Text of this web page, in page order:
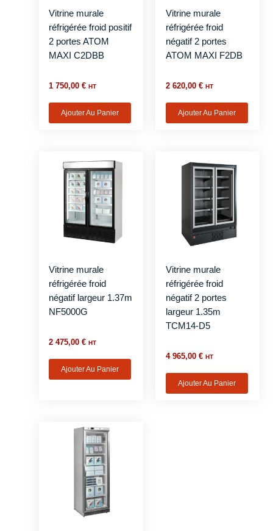
Vitrine murale
réfrigérée froid positif
2 portes ATOM
MAXI C2DBB
1 750,00€ HT
Ajouter Au Panier
Vitrine murale
réfrigérée froid
négatif 2 portes
ATOM MAXI F2DB
2 620,00 € HT
Ajouter Au Panier
Vitrine murale
réfrigérée froid
négatif largeur 1.37m
NF5000G
2 475,00€ HT
Ajouter Au Panier
Vitrine murale
réfrigérée froid
négatif 2 portes
largeur 1.35m
TCM14-D5
4 965,00 € HT
Ajouter Au Panier